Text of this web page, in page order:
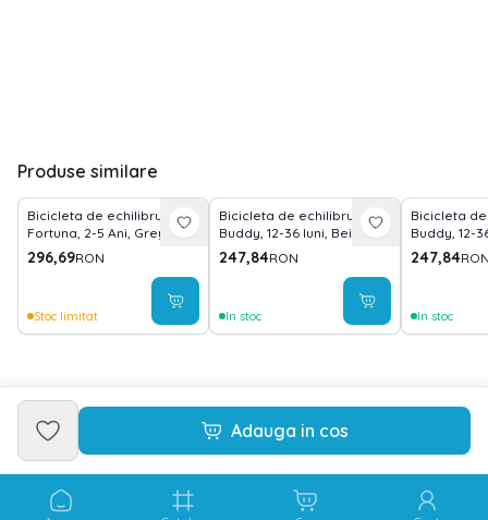
Adauga in cos
Produse similare
Bicicleta de echilibru,
Fortuna, 2-5 Ani, Grey &
Black
296,69RON
Stoc limitat
Bicicleta de echilibru,
Buddy, 12-36 luni, Beige
247,84RON
In stoc
Bicicleta
Buddy, 12-
247,84
In stoc